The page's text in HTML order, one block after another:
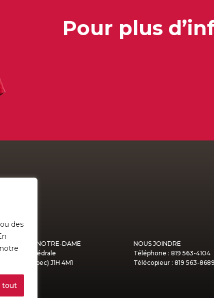
des
tout
Pour plus
MONT NOTRE-DAME
de la Cathédrale
(Québec) J1H 4M1
NOUS JOINDRE
Téléphone : 819 563-4104
Télécopieur : 819 563-8689